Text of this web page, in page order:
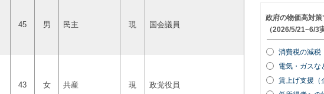
45 男 民主 現 国会議員
43 女 共産 現 政党役員